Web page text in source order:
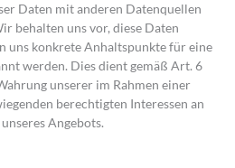
Daten mit anderen Datenquellen
behalten uns vor, diese Daten
uns konkrete Anhaltspunkte für eine
werden. Dies dient gemäß Art. 6
unserer im Rahmen einer
berechtigten Interessen an
Angebots.